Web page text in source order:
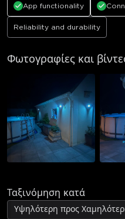
App functionality
Reliability and durability
Φωτογραφίες και
Ταξινόμηση κατά
Υψηλότερη προς